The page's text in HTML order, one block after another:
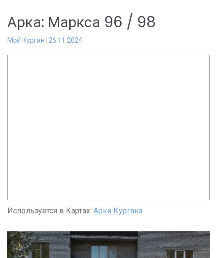
Арка: Маркса 96 / 98
Мой Курган 26.11.2024
Используется в Картах: Арки Кургана